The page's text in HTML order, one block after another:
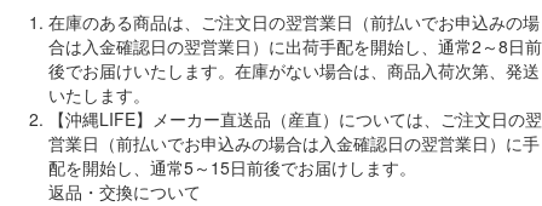
在庫のある商品は、ご注文日の翌営業日（前払いでお申込みの場
合は入金確認日の翌営業日）に出荷手配を開始し、通常2～8日前
後でお届けいたします。在庫がない場合は、商品入荷次第、発送
いたします。
【沖縄LIFE】メーカー直送品（産直）については、ご注文日の翌
営業日（前払いでお申込みの場合は入金確認日の翌営業日）に手
配を開始し、通常5～15日前後でお届けします。
返品・交換について